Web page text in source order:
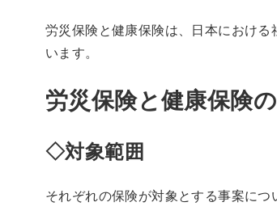
労災保険と健康保険は、日本におけ
います。
労災保険と健康保険
◇対象範囲
それぞれの保険が対象とする事案につ